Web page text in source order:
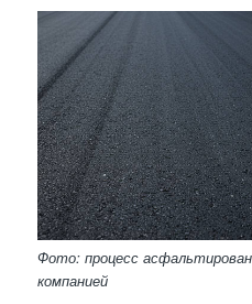
Фото: процесс
компанией